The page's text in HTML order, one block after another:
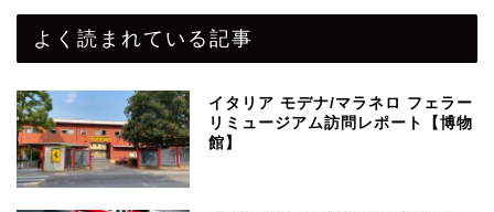
よく読まれている記事
イタリア モデナ/マラネロ フェラー
リミュージアム訪問レポート【博物
館】